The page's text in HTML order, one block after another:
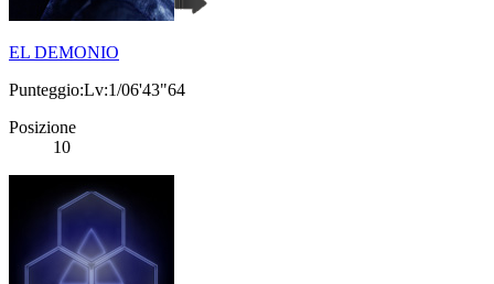
EL DEMONIO
Punteggio:Lv:1/06'43"64
Posizione
10